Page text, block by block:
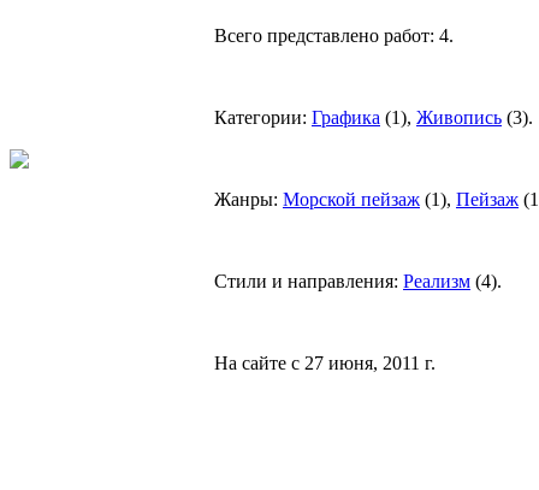
Всего представлено работ: 4.
Категории: Графика (1), Живопись (3).
Жанры: Морской пейзаж (1), Пейзаж (1
Стили и направления: Реализм (4).
На сайте с 27 июня, 2011 г.